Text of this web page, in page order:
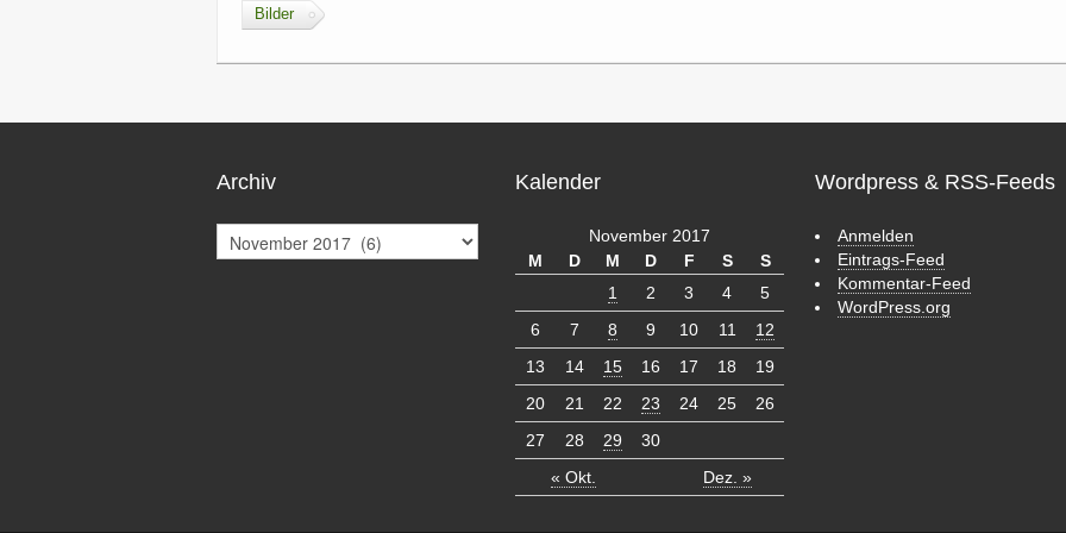
Bilder
Archiv
r
Kalender
November 2017
M
D M D F S S
« Okt. Dez. »
1 2 3 4
5
6
7 8 9 10 11
12
13
14 15 16 17 18
19
20
21 22 23 24 25
26
27
28 29 30
Wordpress & RSS-Feeds
Anmelden
Eintrags-Feed
Kommentar-Feed
WordPress.org